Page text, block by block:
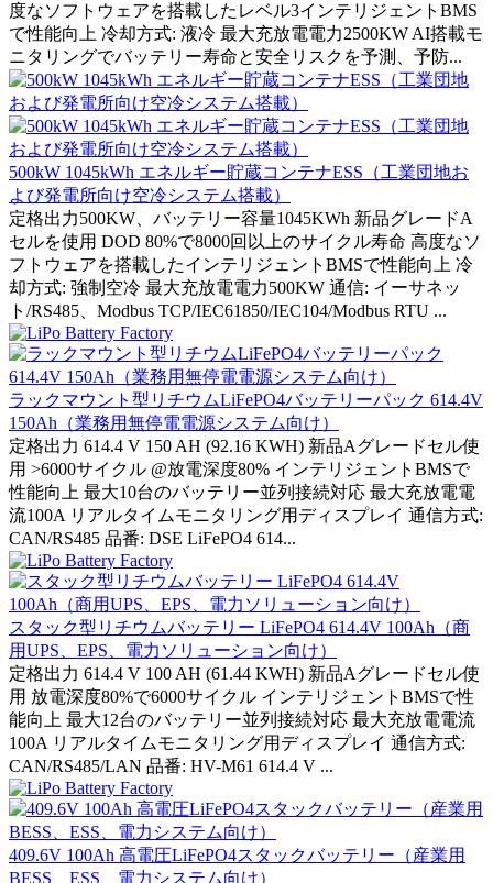
度なソフトウェアを搭載したレベル3インテリジェントBMS
で性能向上 冷却方式: 液冷 最大充放電電力2500KW AI搭載モ
ニタリングでバッテリー寿命と安全リスクを予測、予防...
500kW 1045kWh エネルギー貯蔵コンテナESS（工業団地お
よび発電所向け空冷システム搭載）
定格出力500KW、バッテリー容量1045KWh 新品グレードA
セルを使用 DOD 80%で8000回以上のサイクル寿命 高度なソ
フトウェアを搭載したインテリジェントBMSで性能向上 冷
却方式: 強制空冷 最大充放電電力500KW 通信: イーサネッ
ト/RS485、Modbus TCP/IEC61850/IEC104/Modbus RTU ...
ラックマウント型リチウムLiFePO4バッテリーパック 614.4V
150Ah（業務用無停電電源システム向け）
定格出力 614.4 V 150 AH (92.16 KWH) 新品Aグレードセル使
用 >6000サイクル @放電深度80% インテリジェントBMSで
性能向上 最大10台のバッテリー並列接続対応 最大充放電電
流100A リアルタイムモニタリング用ディスプレイ 通信方式:
CAN/RS485 品番: DSE LiFePO4 614...
スタック型リチウムバッテリー LiFePO4 614.4V 100Ah（商
用UPS、EPS、電力ソリューション向け）
定格出力 614.4 V 100 AH (61.44 KWH) 新品Aグレードセル使
用 放電深度80%で6000サイクル インテリジェントBMSで性
能向上 最大12台のバッテリー並列接続対応 最大充放電電流
100A リアルタイムモニタリング用ディスプレイ 通信方式:
CAN/RS485/LAN 品番: HV-M61 614.4 V ...
409.6V 100Ah 高電圧LiFePO4スタックバッテリー（産業用
BESS、ESS、電力システム向け）